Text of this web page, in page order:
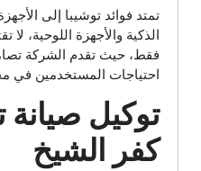
تمتد فوائد توشيبا إلى
الذكية والأجهزة اللوحية،
فقط، حيث تقدم الشركة
احتياجات المستخدمين في
توكيل صيانة
كفر الشيخ